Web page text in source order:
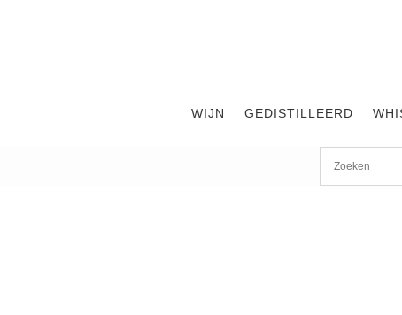
WIJN GEDISTILLEERD